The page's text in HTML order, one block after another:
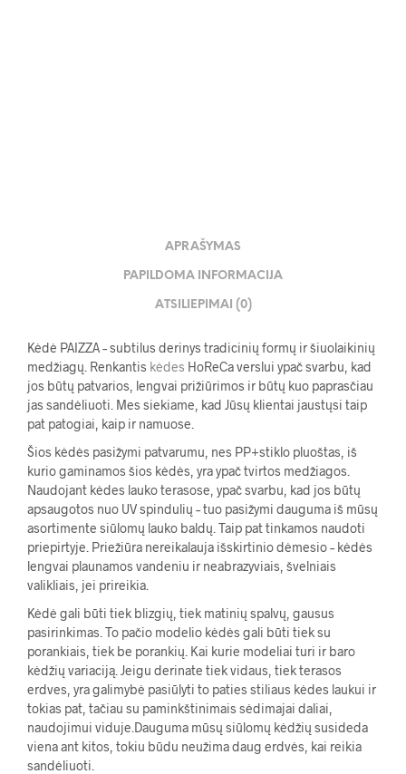
APRAŠYMAS
PAPILDOMA INFORMACIJA
ATSILIEPIMAI (0)
Kėdė PAIZZA – subtilus derinys tradicinių formų ir šiuolaikinių
medžiagų. Renkantis kėdes HoReCa verslui ypač svarbu, kad
jos būtų patvarios, lengvai prižiūrimos ir būtų kuo paprasčiau
jas sandėliuoti. Mes siekiame, kad Jūsų klientai jaustųsi taip
pat patogiai, kaip ir namuose.
Šios kėdės pasižymi patvarumu, nes PP+stiklo pluoštas, iš
kurio gaminamos šios kėdės, yra ypač tvirtos medžiagos.
Naudojant kėdes lauko terasose, ypač svarbu, kad jos būtų
apsaugotos nuo UV spindulių – tuo pasižymi dauguma iš mūsų
asortimente siūlomų lauko baldų. Taip pat tinkamos naudoti
priepirtyje. Priežiūra nereikalauja išskirtinio dėmesio – kėdės
lengvai plaunamos vandeniu ir neabrazyviais, švelniais
valikliais, jei prireikia.
Kėdė gali būti tiek blizgių, tiek matinių spalvų, gausus
pasirinkimas. To pačio modelio kėdės gali būti tiek su
porankiais, tiek be porankių. Kai kurie modeliai turi ir baro
kėdžių variaciją. Jeigu derinate tiek vidaus, tiek terasos
erdves, yra galimybė pasiūlyti to paties stiliaus kėdes laukui ir
tokias pat, tačiau su paminkštinimais sėdimajai daliai,
naudojimui viduje.Dauguma mūsų siūlomų kėdžių susideda
viena ant kitos, tokiu būdu neužima daug erdvės, kai reikia
sandėliuoti.